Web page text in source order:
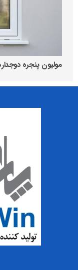
مولیون پنجره